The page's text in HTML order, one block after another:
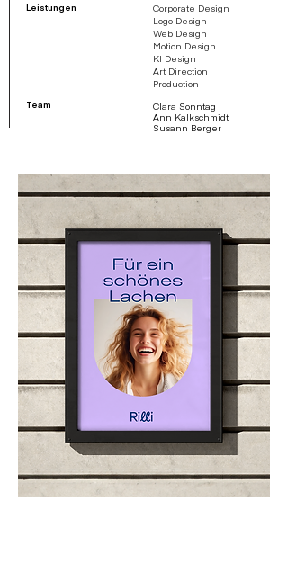
Leistungen
Team
Corporate Design
Logo Design
Web Design
Motion Design
KI Design
Art Direction
Production
Clara Sonntag
Ann Kalkschmidt
Susann Berger